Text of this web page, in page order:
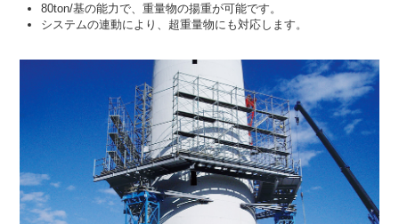
80ton/基の能力で、重量物の揚重が可能です。
システムの連動により、超重量物にも対応します。